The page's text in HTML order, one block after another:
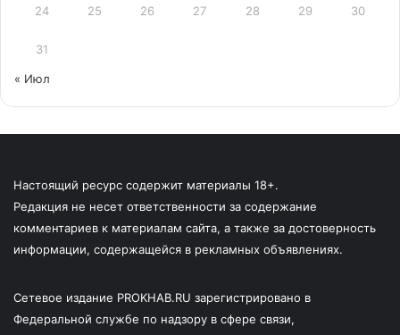
24 25 26 27 28 29 30
31
« Июл
Настоящий ресурс содержит материалы 18+.
Редакция не несет ответственности за содержание
комментариев к материалам сайта, а также за достоверность
информации, содержащейся в рекламных объявлениях.
Сетевое издание PROKHAB.RU зарегистрировано в
Федеральной службе по надзору в сфере связи,